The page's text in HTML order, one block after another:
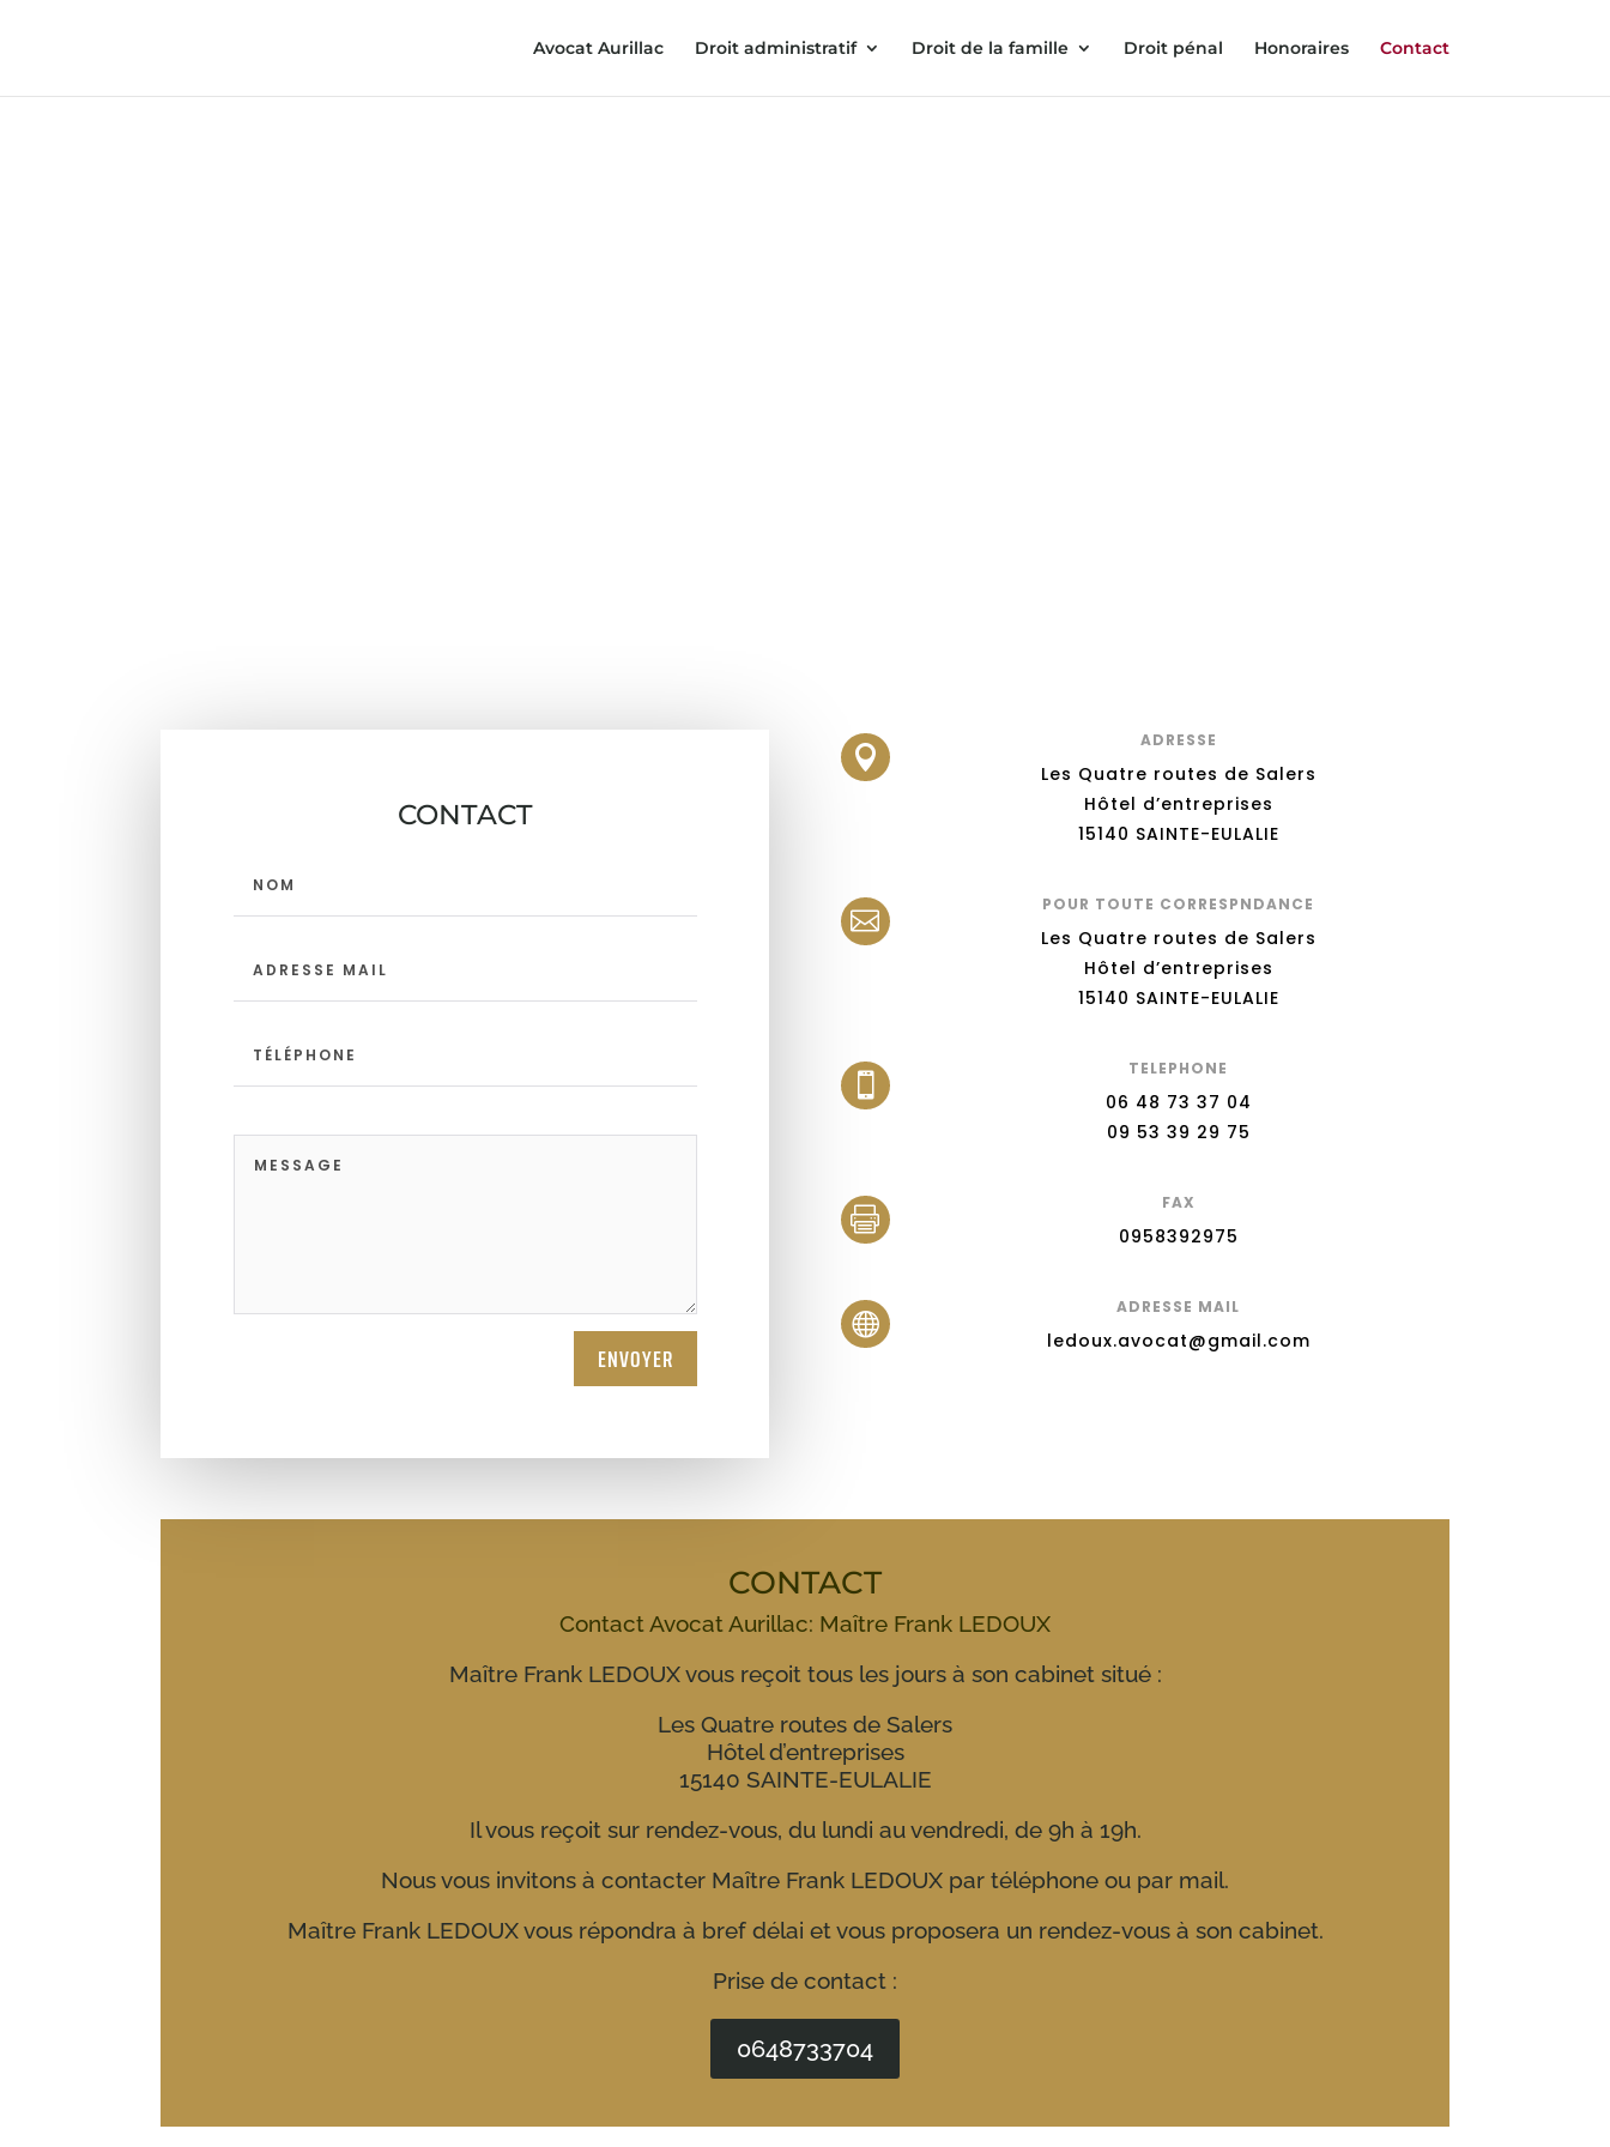
Avocat Aurillac Droit administratif Droit de la famille Droit pénal Honoraires Contact
CONTACT
ENVOYER

ADRESSE
Les Quatre routes de Salers
Hôtel d’entreprises
15140 SAINTE-EULALIE

POUR TOUTE CORRESPNDANCE
Les Quatre routes de Salers
Hôtel d’entreprises
15140 SAINTE-EULALIE

TELEPHONE
06 48 73 37 04
09 53 39 29 75

FAX
0958392975

ADRESSE MAIL
ledoux.avocat@gmail.com
CONTACT
Contact Avocat Aurillac: Maître Frank LEDOUX
Maître Frank LEDOUX vous reçoit tous les jours à son cabinet situé :
Les Quatre routes de Salers
Hôtel d’entreprises
15140 SAINTE-EULALIE
Il vous reçoit sur rendez-vous, du lundi au vendredi, de 9h à 19h.
Nous vous invitons à contacter Maître Frank LEDOUX par téléphone ou par mail.
Maître Frank LEDOUX vous répondra à bref délai et vous proposera un rendez-vous à son cabinet.
Prise de contact :
0648733704